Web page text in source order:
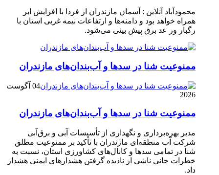
محمودآباد آنلاین : آسمان مازندران از فردا با افزایش ابر
همراه خواهد بود و دامنه‌ها و ارتفاعات نیمه غربی استان با
رگبار ور عد برق پیش بینی می‌شود.
ممنوعیت شنا در سدها و آب‌بندان‌‌های مازندران
04 آگوست
2026
ممنوعیت شنا در سدها و آب‌بندان‌‌های مازندران
مدیر بهره‌برداری و نگهداری از تأسیسات آبی و برق‌آبی
شرکت آب منطقه‌ای مازندران با تأکید بر ممنوعیت مطلق
شنا در تمامی سدها و کانال‌های کشاورزی استان، نسبت به
خطرات جانی ناشی از نادیده گرفتن هشدارهای ایمنی هشدار
داد.